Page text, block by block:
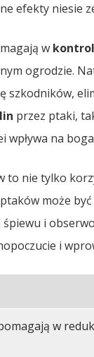
efekty niesie
w
ogrodzie.
szkodników,
przez ptaki,
wpływa na
to nie tylko
może
śpiewu i
i
w